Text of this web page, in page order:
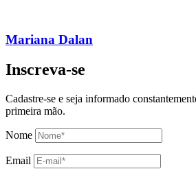
Mariana Dalan
Inscreva-se
Cadastre-se e seja informado
primeira mão.
Nome
Email